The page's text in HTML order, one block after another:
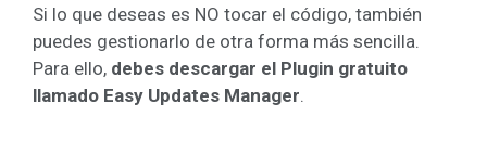
Si lo que deseas es NO tocar el código, también
puedes gestionarlo de otra forma más sencilla.
Para ello, debes descargar el Plugin gratuito
llamado Easy Updates Manager.